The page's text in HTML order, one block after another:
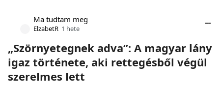
Ma tudtam meg
ElzabetR 1 hete
„Szörnyetegnek adva”: A magyar lány
igaz története, aki rettegésből végül
szerelmes lett